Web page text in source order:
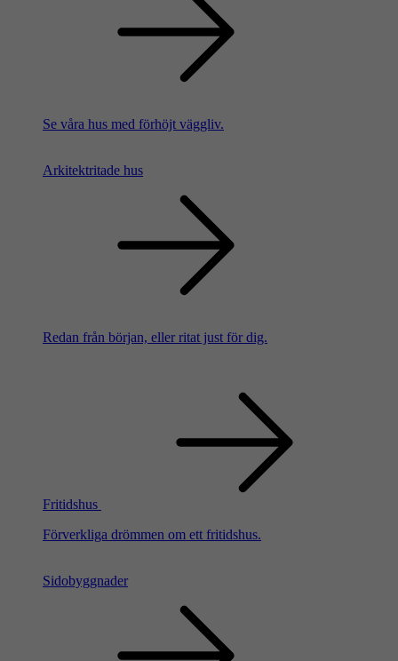
Se våra hus med förhöjt väggliv.
Arkitektritade hus
Redan från början, eller ritat just för dig.
Fritidshus
Förverkliga drömmen om ett fritidshus.
Sidobyggnader